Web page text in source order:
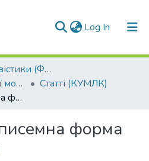
Log In (current)
Факультет лінгвістики (ФЛ)
Кафедра української мови, літератури та культури (КУМЛК)
Статті (КУМЛК)
Документ як писемна форма мови фахівця
форма